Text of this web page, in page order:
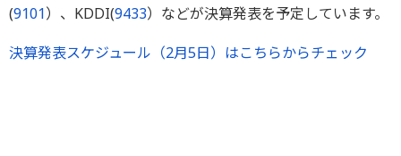
(9101）、KDDI(9433）などが決算発表を予定しています。
決算発表スケジュール（2月5日）はこちらからチェック